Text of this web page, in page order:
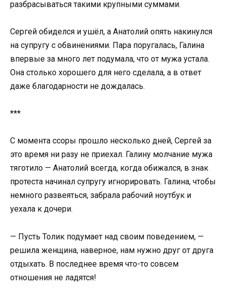
разбрасываться такими крупными суммами.
Сергей обиделся и ушёл, а Анатолий опять накинулся
на супругу с обвинениями. Пара поругалась, Галина
впервые за много лет подумала, что от мужа устала.
Она столько хорошего для него сделала, а в ответ
даже благодарности не дождалась.
***
С момента ссоры прошло несколько дней, Сергей за
это время ни разу не приехал. Галину молчание мужа
тяготило — Анатолий всегда, когда обижался, в знак
протеста начинал супругу игнорировать. Галина, чтобы
немного развеяться, забрала рабочий ноутбук и
уехала к дочери.
— Пусть Толик подумает над своим поведением, —
решила женщина, наверное, нам нужно друг от друга
отдыхать. В последнее время что-то совсем
отношения не ладятся!